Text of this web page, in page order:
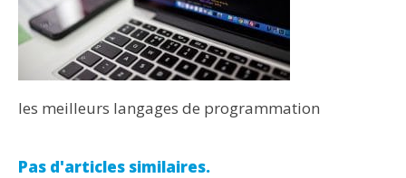
les meilleurs langages de programmation
Pas d'articles similaires.